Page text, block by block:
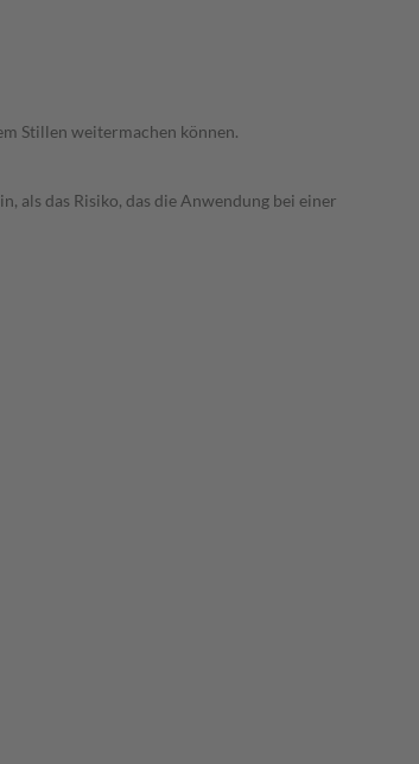
Stillen weitermachen können.
als das Risiko, das die Anwendung bei einer